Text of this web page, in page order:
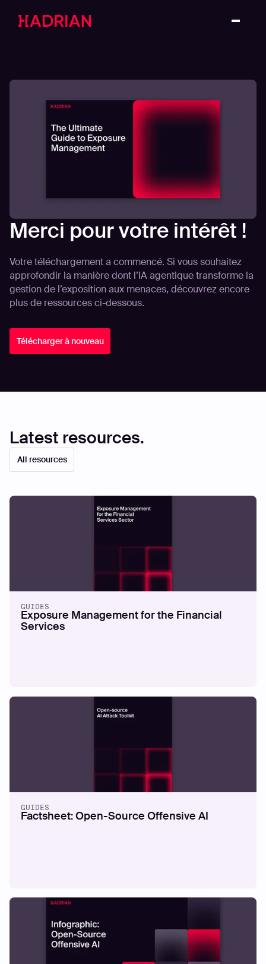
Merci pour votre intérêt !
Votre téléchargement a commencé. Si vous souhaitez
approfondir la manière dont l’IA agentique transforme la
gestion de l’exposition aux menaces, découvrez encore
plus de ressources ci-dessous.
Télécharger à nouveau
Latest resources.
All resources
GUIDES
Exposure Management for the Financial
Services
GUIDES
Factsheet: Open-Source Offensive AI